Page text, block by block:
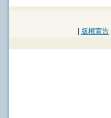
版權宣告|